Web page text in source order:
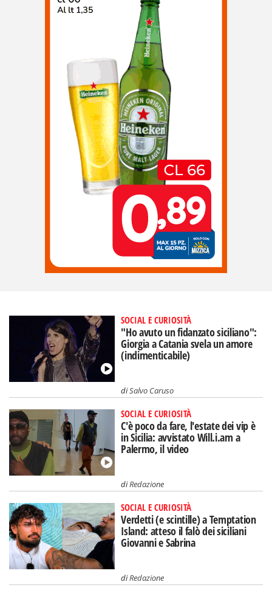
SOCIAL E CURIOSITÀ
"Ho avuto un fidanzato siciliano":
Giorgia a Catania svela un amore
(indimenticabile)
diSalvo Caruso
SOCIAL E CURIOSITÀ
C'è poco da fare, l'estate dei vip è
in Sicilia: avvistato Will.i.am a
Palermo, il video
diRedazione
SOCIAL E CURIOSITÀ
Verdetti (e scintille) a Temptation
Island: atteso il falò dei siciliani
Giovanni e Sabrina
diRedazione